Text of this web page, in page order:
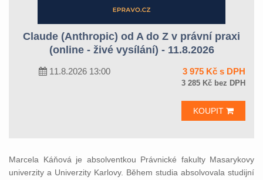
Claude (Anthropic) od A do Z v právní praxi
(online - živé vysílání) - 11.8.2026
11.8.2026 13:00 3 975 Kč s DPH
3 285 Kč bez DPH
KOUPIT
Marcela Káňová je absolventkou Právnické fakulty Masarykovy
univerzity a Univerzity Karlovy. Během studia absolvovala studijní